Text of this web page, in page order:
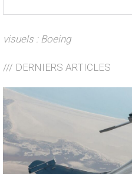
visuels : Boeing
/// DERNIERS ARTICLES